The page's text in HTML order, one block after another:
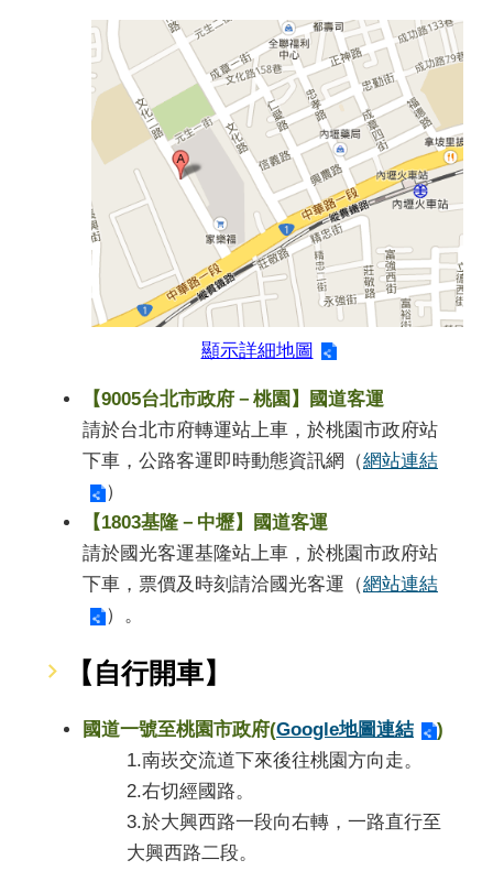
顯示詳細地圖
【9005台北市政府－桃園】國道客運
請於台北市府轉運站上車，於桃園市政府站
下車，公路客運即時動態資訊網（網站連結
）
【1803基隆－中壢】國道客運
請於國光客運基隆站上車，於桃園市政府站
下車，票價及時刻請洽國光客運（網站連結
）。
【自行開車】
國道一號至桃園市政府(Google地圖連結
)
1.南崁交流道下來後往桃園方向走。
2.右切經國路。
3.於大興西路一段向右轉，一路直行至
大興西路二段。